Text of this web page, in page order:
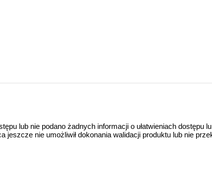
lub nie podano żadnych informacji o ułatwieniach dostępu
nie umożliwił dokonania walidacji produktu lub nie